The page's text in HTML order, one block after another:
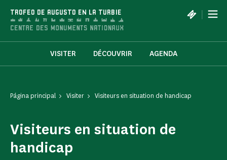
TROFEO DE AUGUSTO EN LA TURBIE |
VISITER DÉCOUVRIR AGENDA
Página principal Visiter Visiteurs en situation de handicap
Visiteurs en situation de
handicap